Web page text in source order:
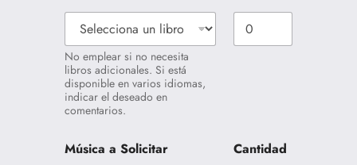
l
c
i
t
a
r
–
L
b
r
o
a
S
l
i
No emplear si no necesita
libros adicionales. Si está
disponible en varios idiomas,
indicar el deseado en
comentarios.
C
n
Música a Solicitar
Cantidad